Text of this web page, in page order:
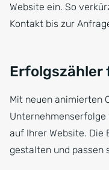
Website ein. So
Kontakt bis zur
Erfolgszähler
Mit neuen animierten
auf Ihrer Website. Die
gestalten und passen